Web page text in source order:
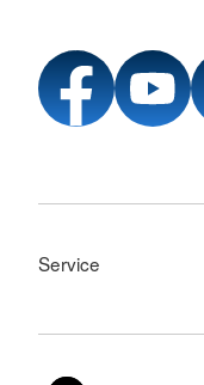
Service
Sprache wechseln zu